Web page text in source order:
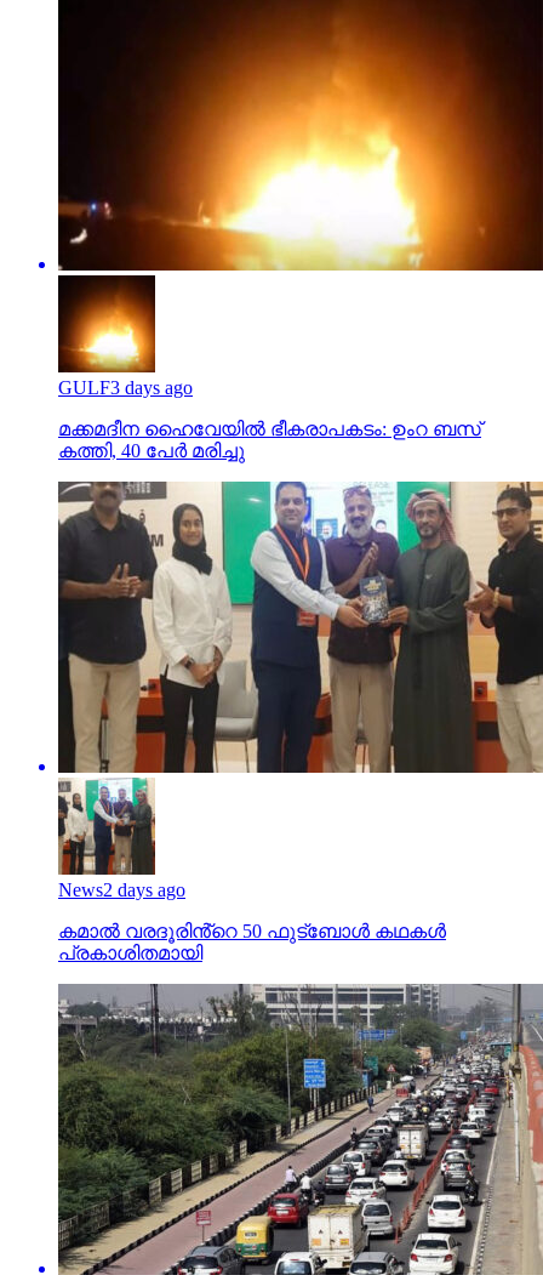
GULF3 days ago
മക്കമദീന ഹൈവേയില്‍ ഭീകരാപകടം: ഉംറ ബസ്
കത്തി, 40 പേര്‍ മരിച്ചു
News2 days ago
കമാൽ വരദൂരിൻ്റെ 50 ഫുട്ബോൾ കഥകൾ
പ്രകാശിതമായി